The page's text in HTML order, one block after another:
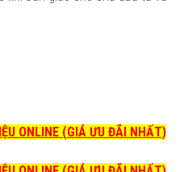
ONLINE (GIÁ ƯU ĐÃI NHẤT)